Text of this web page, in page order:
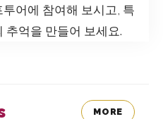
어에 참여해 보시고, 특
추억을 만들어 보세요.
MORE